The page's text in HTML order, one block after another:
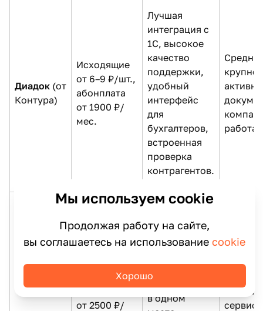
Диадок (от
Контура)
Исходящие
от 6–9 ₽/шт.,
абонплата
от 1900 ₽/
мес.
Лучшая
интеграция с
1С, высокое
качество
поддержки,
удобный
интерфейс
для
бухгалтеров,
встроенная
проверка
контрагентов.
Тензора)
Исходящие
от 4.5 ₽/шт.,
пакеты "все
включено"
от 2500 ₽/
большая база
контрагентов
в одном
Малому
Мы используем cookie
Продолжая работу на сайте,
вы соглашаетесь на использование cookie
Хорошо